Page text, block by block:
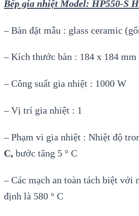
Bếp gia nhiệt Model: HP550-S
– Bàn đặt mẫu : glass ceramic
– Kích thước bàn : 184 x 184 mm
– Công suất gia nhiệt : 1000 W
– Vị trí gia nhiệt : 1
– Phạm vi gia nhiệt : Nhiệt độ
C, bước tăng 5 ° C
– Các mạch an toàn tách biệt với
định là 580 ° C